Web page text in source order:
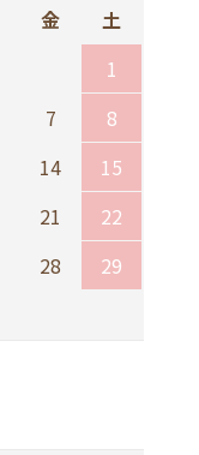
金
土
1
7
8
14
15
21
22
28
29